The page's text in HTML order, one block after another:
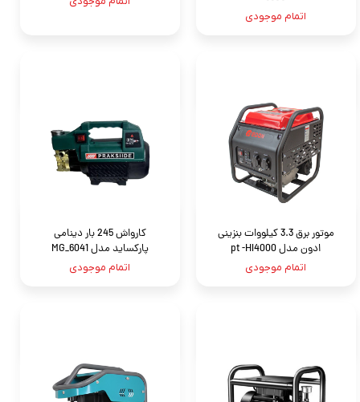
اتمام موجودی
موتور برق 3.3 کیلووات بنزینی
ادون مدل pt -HI4000
اتمام موجودی
کارواش 245 بار دینامی
پارکساید مدل MG_6041
اتمام موجودی